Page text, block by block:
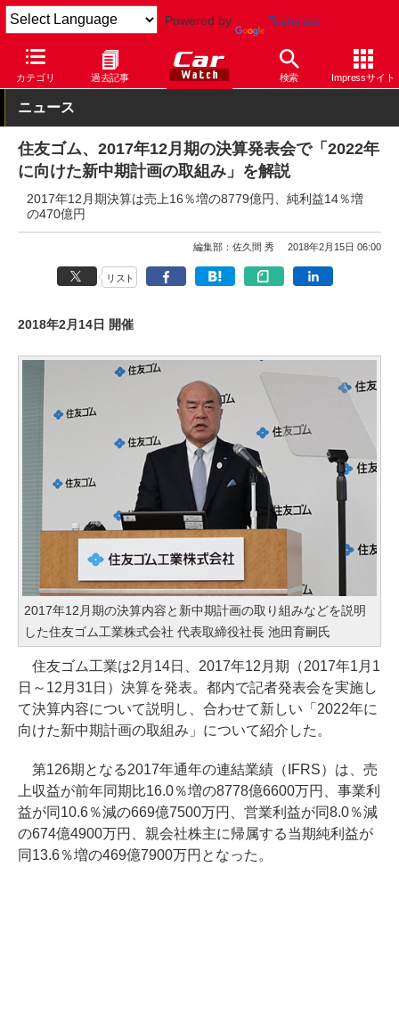
Powered by Translate
カテゴリ 過去記事 検索 Impressサイト
Car Watch タイヤ ダンロップ その他
ニュース
住友ゴム、2017年12月期の決算発表会で「2022年
に向けた新中期計画の取組み」を解説
2017年12月期決算は売上16％増の8779億円、純利益14％増
の470億円
編集部：佐久間 秀 2018年2月15日 06:00
リスト
2018年2月14日 開催
2017年12月期の決算内容と新中期計画の取り組みなどを説明
した住友ゴム工業株式会社 代表取締役社長 池田育嗣氏
住友ゴム工業は2月14日、2017年12月期（2017年1月1
日～12月31日）決算を発表。都内で記者発表会を実施し
て決算内容について説明し、合わせて新しい「2022年に
向けた新中期計画の取組み」について紹介した。
第126期となる2017年通年の連結業績（IFRS）は、売
上収益が前年同期比16.0％増の8778億6600万円、事業利
益が同10.6％減の669億7500万円、営業利益が同8.0％減
の674億4900万円、親会社株主に帰属する当期純利益が
同13.6％増の469億7900万円となった。